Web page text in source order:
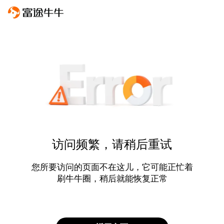
访问频繁，请稍后重试
您所要访问的页面不在这儿，它可能正忙着
刷牛牛圈，稍后就能恢复正常